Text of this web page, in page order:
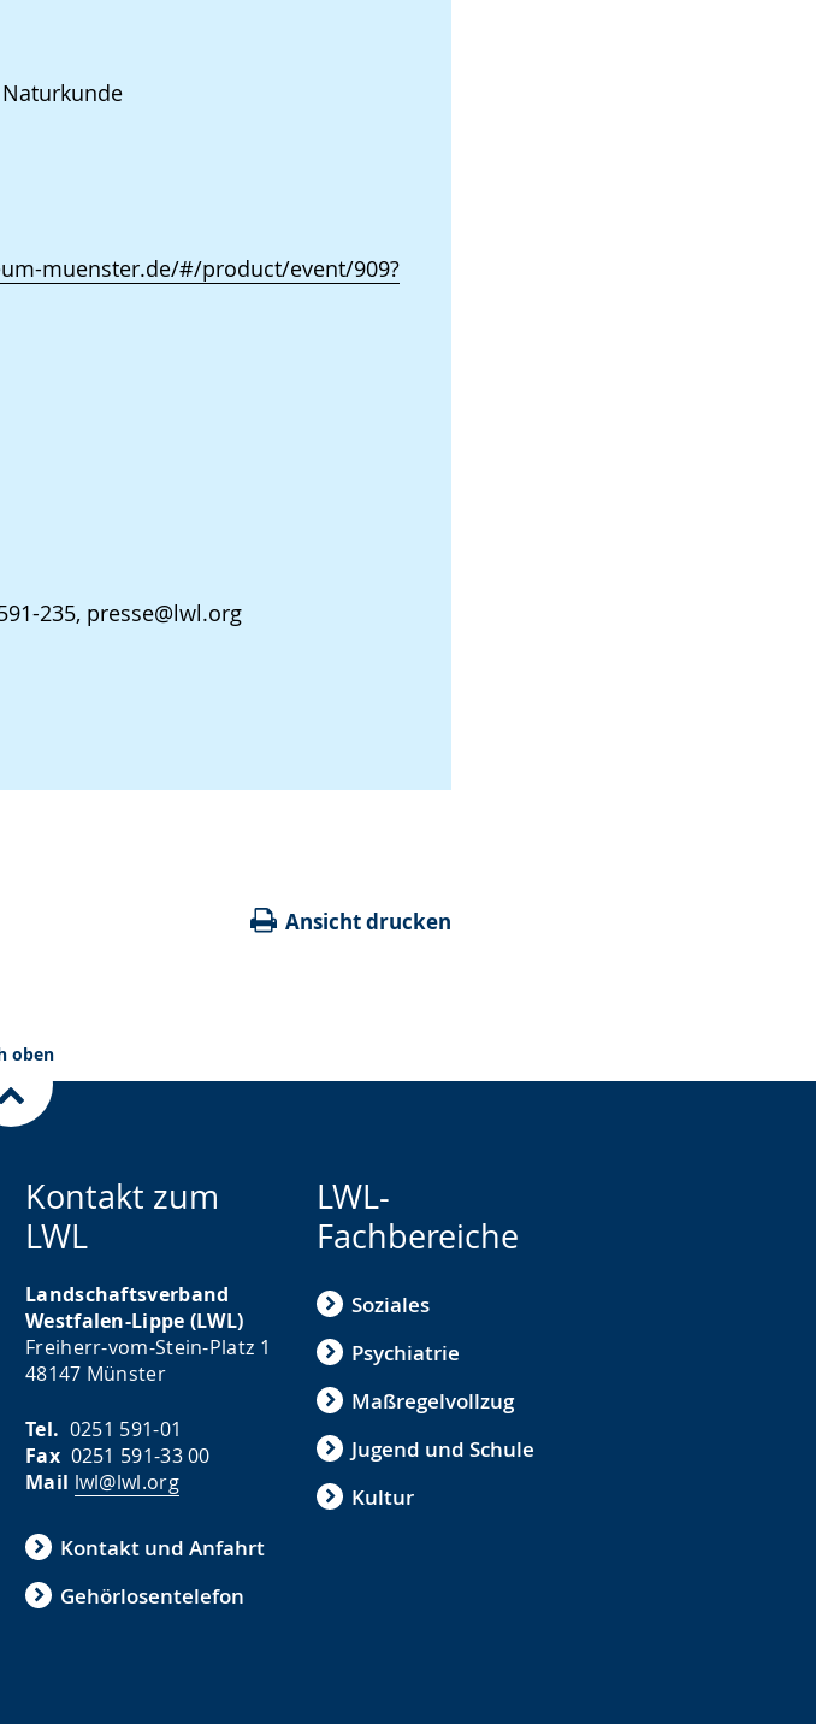
muenster.de/#/product/event/909?
235, presse@lwl.org
Ansicht drucken
oben
Kontakt zum
LWL
Landschaftsverband
Westfalen-Lippe (LWL)
Freiherr-vom-Stein-Platz 1
48147 Münster
Tel. 0251 591-01
Fax0251 591-33 00
Mail lwl@lwl.org
Kontakt und Anfahrt
Gehörlosentelefon
LWL-
Fachbereiche
Soziales
Psychiatrie
Maßregelvollzug
Jugend und Schule
Kultur